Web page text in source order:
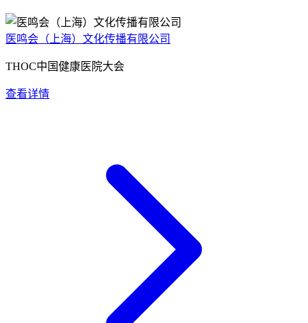
医鸣会（上海）文化传播有限公司
THOC中国健康医院大会
查看详情